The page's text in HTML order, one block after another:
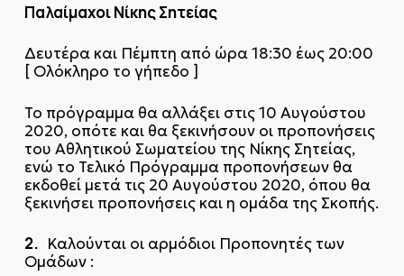
Παλαίμαχοι Νίκης Σητείας
Δευτέρα και Πέμπτη από ώρα 18:30 έως 20:00
[ Ολόκληρο το γήπεδο ]
Το πρόγραμμα θα αλλάξει στις 10 Αυγούστου
2020, οπότε και θα ξεκινήσουν οι προπονήσεις
του Αθλητικού Σωματείου της Νίκης Σητείας,
ενώ το Τελικό Πρόγραμμα προπονήσεων θα
εκδοθεί μετά τις 20 Αυγούστου 2020, όπου θα
ξεκινήσει προπονήσεις και η ομάδα της Σκοπής.
2. Καλούνται οι αρμόδιοι Προπονητές των
Ομάδων :